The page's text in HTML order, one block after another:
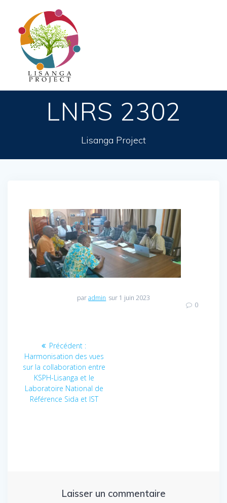
LNRS 2302
Lisanga Project
paradmin sur 1 juin 2023
0
Navigation
de
l’article
Précédent :
précédent
Harmonisation des vues
sur la collaboration entre
KSPH-Lisanga et le
Laboratoire National de
Référence Sida et IST
Laisser un commentaire